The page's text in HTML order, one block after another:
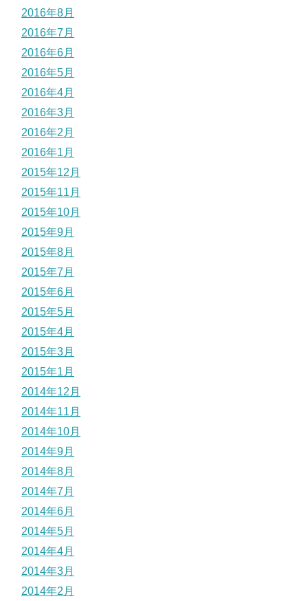
2016年8月
2016年7月
2016年6月
2016年5月
2016年4月
2016年3月
2016年2月
2016年1月
2015年12月
2015年11月
2015年10月
2015年9月
2015年8月
2015年7月
2015年6月
2015年5月
2015年4月
2015年3月
2015年1月
2014年12月
2014年11月
2014年10月
2014年9月
2014年8月
2014年7月
2014年6月
2014年5月
2014年4月
2014年3月
2014年2月